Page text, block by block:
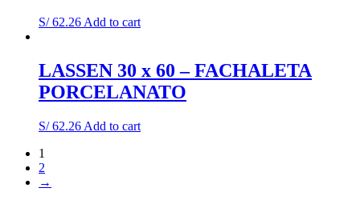
S/62.26 Add to cart
LASSEN 30 x 60 – FACHALETA
PORCELANATO
S/62.26 Add to cart
1
2
→